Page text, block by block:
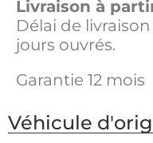
Livraison à
Délai de
jours ouvrés.
Garantie 12 mois
Véhicule